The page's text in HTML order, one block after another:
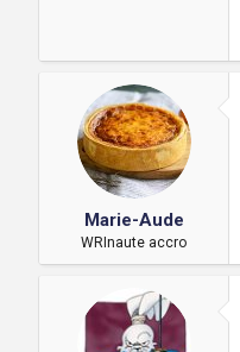
Marie-Aude
WRInaute accro